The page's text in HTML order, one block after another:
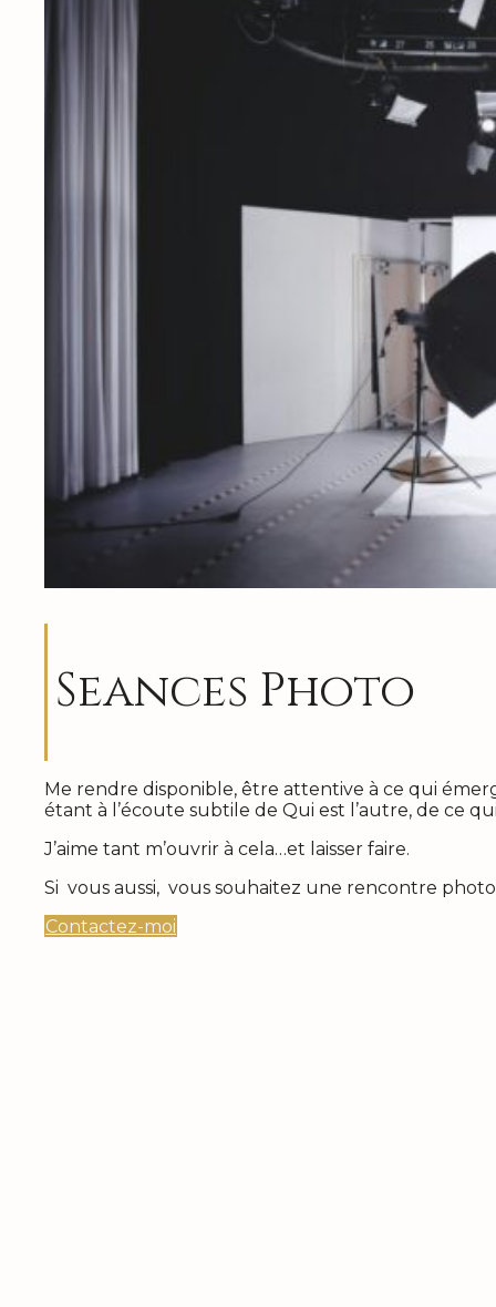
Seances Photo
Me rendre disponible, être attentive à ce qui
étant à l’écoute subtile de Qui est l’autre, de ce
J’aime tant m’ouvrir à cela…et laisser faire.
Si vous aussi, vous souhaitez une rencontre
Contactez-moi